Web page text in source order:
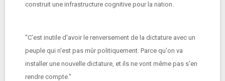
construit une infrastructure cognitive pour la nation.
"C'est inutile d'avoir le renversement de la dictature avec un
peuple qui n'est pas mûr politiquement. Parce qu'on va
installer une nouvelle dictature, et ils ne vont même pas s'en
rendre compte."